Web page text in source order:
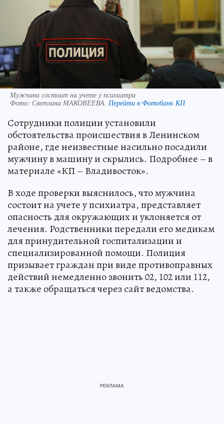
Мужчина состоит на учете у психиатра
Фото: Светлана МАКОВЕЕВА. Перейти в Фотобанк КП
Сотрудники полиции установили
обстоятельства происшествия в Ленинском
районе, где неизвестные насильно посадили
мужчину в машину и скрылись. Подробнее – в
материале «КП – Владивосток».
В ходе проверки выяснилось, что мужчина
состоит на учете у психиатра, представляет
опасность для окружающих и уклоняется от
лечения. Родственники передали его медикам
для принудительной госпитализации и
специализированной помощи. Полиция
призывает граждан при виде противоправных
действий немедленно звонить 02, 102 или 112,
а также обращаться через сайт ведомства.